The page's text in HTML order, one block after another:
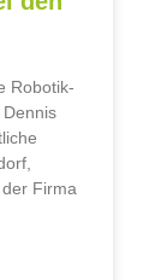
Robotik-
Firma